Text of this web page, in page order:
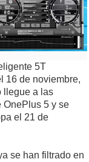
5T
16 de noviembre,
llegue a las
OnePlus 5 y se
el 21 de
se han filtrado en